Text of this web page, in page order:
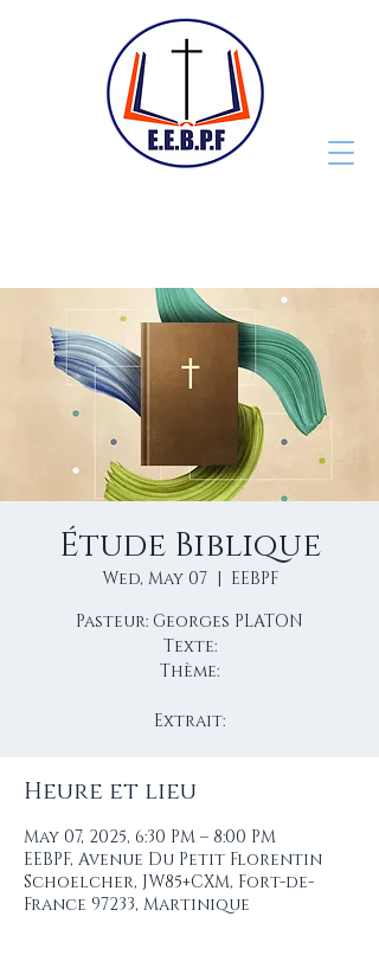
Étude Biblique
Wed, May 07
  |
EEBPF
Pasteur: Georges PLATON
Texte:
Thème:
Extrait:
Heure et lieu
May 07, 2025, 6:30 PM – 8:00 PM
EEBPF, Avenue Du Petit Florentin
Schoelcher, JW85+CXM, Fort-de-
France 97233, Martinique